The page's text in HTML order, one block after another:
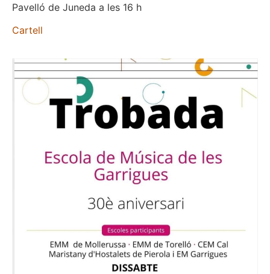
Pavelló de Juneda a les 16 h
Cartell